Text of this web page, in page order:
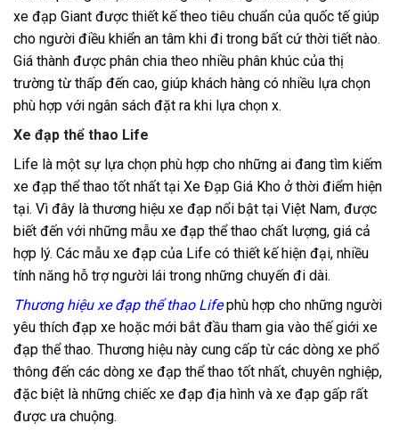
xe đạp Giant được thiết kế theo tiêu chuẩn của quốc tế giúp
cho người điều khiển an tâm khi đi trong bất cứ thời tiết nào.
Giá thành được phân chia theo nhiều phân khúc của thị
trường từ thấp đến cao, giúp khách hàng có nhiều lựa chọn
phù hợp với ngân sách đặt ra khi lựa chọn x.
Xe đạp thể thao Life
Life là một sự lựa chọn phù hợp cho những ai đang tìm kiếm
xe đạp thể thao tốt nhất tại Xe Đạp Giá Kho ở thời điểm hiện
tại. Vì đây là thương hiệu xe đạp nổi bật tại Việt Nam, được
biết đến với những mẫu xe đạp thể thao chất lượng, giá cả
hợp lý. Các mẫu xe đạp của Life có thiết kế hiện đại, nhiều
tính năng hỗ trợ người lái trong những chuyến đi dài.
Thương hiệu xe đạp thể thao Lifephù hợp cho những người
yêu thích đạp xe hoặc mới bắt đầu tham gia vào thế giới xe
đạp thể thao. Thương hiệu này cung cấp từ các dòng xe phổ
thông đến các dòng xe đạp thể thao tốt nhất, chuyên nghiệp,
đặc biệt là những chiếc xe đạp địa hình và xe đạp gấp rất
được ưa chuộng.